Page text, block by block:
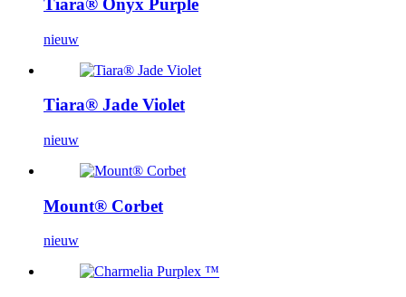
Tiara® Onyx Purple
nieuw
Tiara® Jade Violet
nieuw
Mount® Corbet
nieuw